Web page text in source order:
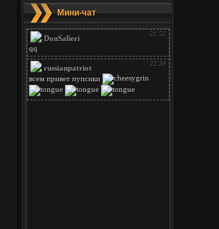
Мини-чат